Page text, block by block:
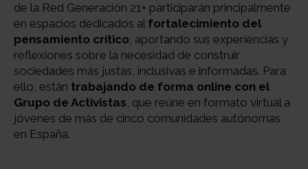
de la Red Generación 21+ participarán principalmente
en espacios dedicados al fortalecimiento del
pensamiento crítico, aportando sus experiencias y
reflexiones sobre la necesidad de construir
sociedades más justas, inclusivas e informadas. Para
ello, están trabajando de forma online con el
Grupo de Activistas, que reúne en formato virtual a
jóvenes de más de cinco comunidades autónomas
en España.